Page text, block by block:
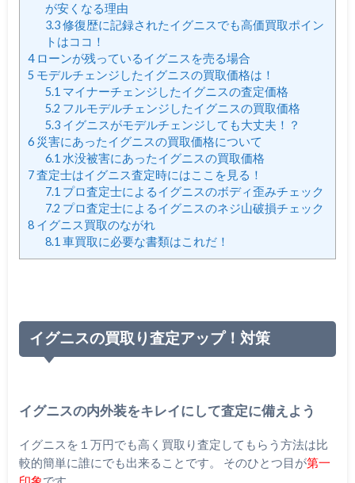
が安くなる理由
3.3修復歴に記録されたイグニスでも高価買取ポイン
トはココ！
4ローンが残っているイグニスを売る場合
5 モデルチェンジしたイグニスの買取価格は！
5.1 マイナーチェンジしたイグニスの査定価格
5.2 フルモデルチェンジしたイグニスの買取価格
5.3イグニスがモデルチェンジしても大丈夫！？
6災害にあったイグニスの買取価格について
6.1 水没被害にあったイグニスの買取価格
7査定士はイグニス査定時にはここを見る！
7.1 プロ査定士によるイグニスのボディ歪みチェック
7.2 プロ査定士によるイグニスのネジ山破損チェック
8イグニス買取のながれ
8.1 車買取に必要な書類はこれだ！
イグニスの買取り査定アップ！対策
イグニスの内外装をキレイにして査定に備えよう
イグニスを１万円でも高く買取り査定してもらう方法は比
較的簡単に誰にでも出来ることです。 そのひとつ目が第一